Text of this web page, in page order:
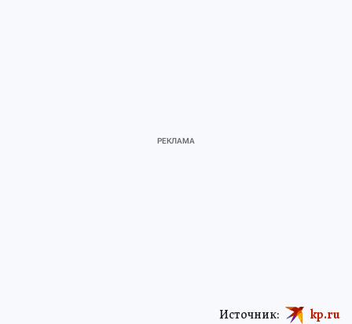
Источник: kp.ru